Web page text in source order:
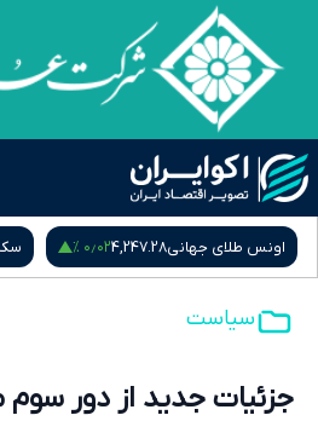
اونس طلای جهانی4,247.28۰٫۰۲ %
سیاست
جزئیات جدید از دور سوم